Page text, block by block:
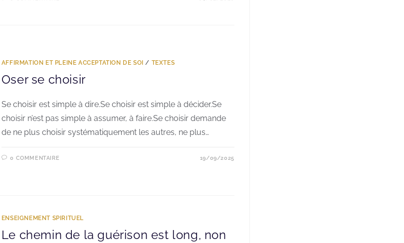
AFFIRMATION ET PLEINE ACCEPTATION DE SOI / TEXTES
Oser se choisir
Se choisir est simple à dire.Se choisir est simple à décider.Se
choisir n’est pas simple à assumer, à faire.Se choisir demande
de ne plus choisir systématiquement les autres, ne plus…
0 COMMENTAIRE 19/09/2025
ENSEIGNEMENT SPIRITUEL
Le chemin de la guérison est long, non